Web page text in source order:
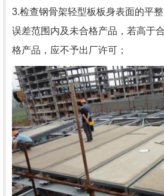
3.检查钢骨架轻型板板身表面的平
误差范围内及未合格产品，若高于
格产品，应不予出厂许可；